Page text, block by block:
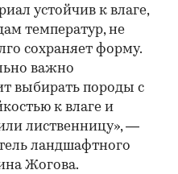
устойчив к влаге,
температур, не
сохраняет форму.
важно
выбирать породы с
к влаге и
лиственницу», —
ландшафтного
Жогова.